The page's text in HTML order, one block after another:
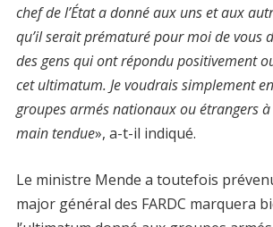
chef de l’État a donné aux uns et aux
qu’il serait prématuré pour moi de vous
des gens qui ont répondu positivement
cet ultimatum. Je voudrais simplement
groupes armés nationaux ou étrangers
main tendue», a-t-il indiqué.
Le ministre Mende a toutefois
major général des FARDC marquera